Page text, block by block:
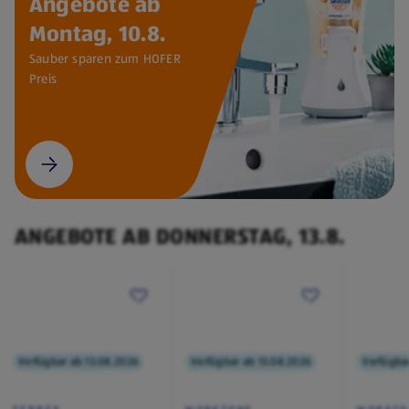
Montag, 10.8.
Sauber sparen zum HOFER
Preis
ANGEBOTE AB DONNERSTAG, 13.8.
Verfügbar ab 13.08.2026 Verfügbar ab 13.08.2026